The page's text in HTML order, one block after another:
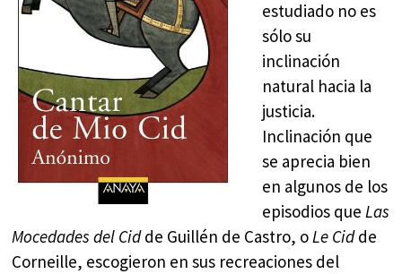
estudiado no es
sólo su
inclinación
natural hacia la
justicia.
Inclinación que
se aprecia bien
en algunos de los
episodios que Las
Mocedades del Cidde Guillén de Castro, oLe Cidde
Corneille, escogieron en sus recreaciones del